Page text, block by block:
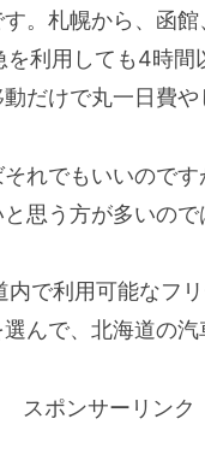
。札幌から、函
利用しても4時間
だけで丸一日費や
れでもいいので
思う方が多いので
で利用可能なフ
んで、北海道の汽
スポンサーリンク